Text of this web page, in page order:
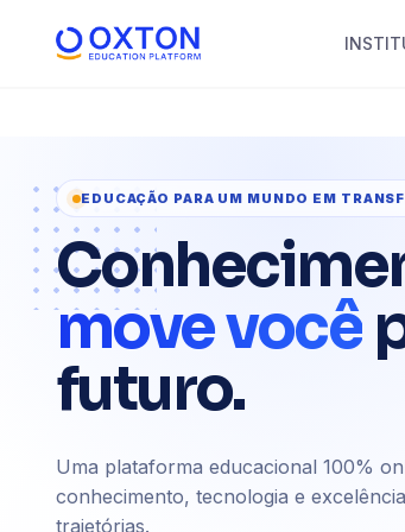
EDUCAÇÃO PARA UM MUNDO EM
move você
futuro.
Uma plataforma educacional 100%
conhecimento, tecnologia e
trajetórias.